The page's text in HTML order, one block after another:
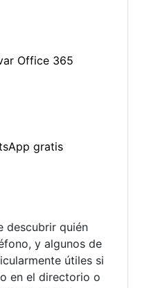
descubrir quién
y algunos de
útiles si
en el directorio o